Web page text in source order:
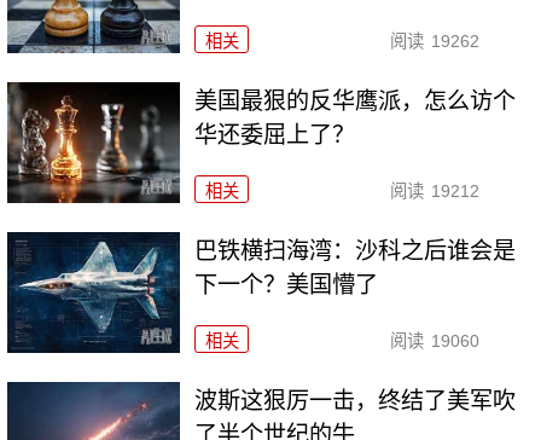
相关 阅读 19262
美国最狠的反华鹰派，怎么访个
华还委屈上了？
相关 阅读 19212
巴铁横扫海湾：沙科之后谁会是
下一个？美国懵了
相关 阅读 19060
波斯这狠厉一击，终结了美军吹
了半个世纪的牛